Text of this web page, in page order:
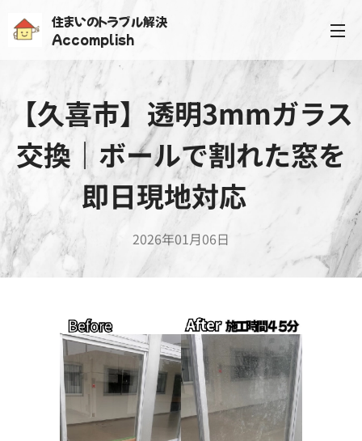
住まいのトラブル解決
Accomplish
【久喜市】透明3mmガラス
交換｜ボールで割れた窓を
即日現地対応✨
2026年01月06日